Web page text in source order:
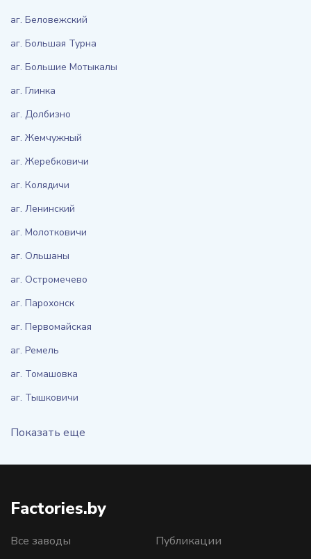
аг. Беловежский
аг. Большая Турна
аг. Большие Мотыкалы
аг. Глинка
аг. Долбизно
аг. Жемчужный
аг. Жеребковичи
аг. Колядичи
аг. Ленинский
аг. Молотковичи
аг. Ольшаны
аг. Остромечево
аг. Парохонск
аг. Первомайская
аг. Ремель
аг. Томашовка
аг. Тышковичи
Показать еще
Factories.by
Все заводы
Публикации